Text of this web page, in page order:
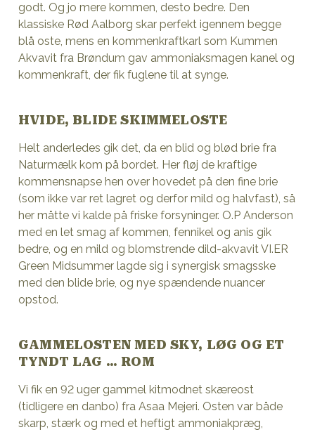
godt. Og jo mere kommen, desto bedre. Den
klassiske Rød Aalborg skar perfekt igennem begge
blå oste, mens en kommenkraftkarl som Kummen
Akvavit fra Brøndum gav ammoniaksmagen kanel og
kommenkraft, der fik fuglene til at synge.
HVIDE, BLIDE SKIMMELOSTE
Helt anderledes gik det, da en blid og blød brie fra
Naturmælk kom på bordet. Her fløj de kraftige
kommensnapse hen over hovedet på den fine brie
(som ikke var ret lagret og derfor mild og halvfast), så
her måtte vi kalde på friske forsyninger. O.P Anderson
med en let smag af kommen, fennikel og anis gik
bedre, og en mild og blomstrende dild-akvavit VI.ER
Green Midsummer lagde sig i synergisk smagsske
med den blide brie, og nye spændende nuancer
opstod.
GAMMELOSTEN MED SKY, LØG OG ET
TYNDT LAG … ROM
Vi fik en 92 uger gammel kitmodnet skæreost
(tidligere en danbo) fra Asaa Mejeri. Osten var både
skarp, stærk og med et heftigt ammoniakpræg,